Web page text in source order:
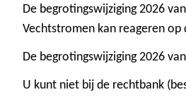
De begrotingswijziging 2026
Vechtstromen kan reageren op
De begrotingswijziging 2026
U kunt niet bij de rechtbank